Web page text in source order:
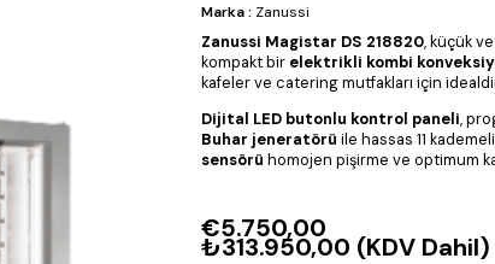
Marka: Zanussi
Zanussi Magistar DS 218820, küçük
kompakt bir elektrikli kombi
kafeler ve catering mutfakları için
Dijital LED butonlu kontrol paneli,
Buhar jeneratörü ile hassas 11
sensörü homojen pişirme ve optimum
€5.750,00
₺313.950,00 (KDV Dahil)